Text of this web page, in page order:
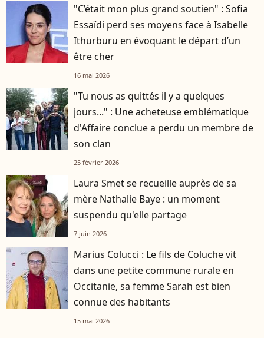
"C’était mon plus grand soutien" : Sofia
Essaïdi perd ses moyens face à Isabelle
Ithurburu en évoquant le départ d’un
être cher
16 mai 2026
"Tu nous as quittés il y a quelques
jours..." : Une acheteuse emblématique
d'Affaire conclue a perdu un membre de
son clan
25 février 2026
Laura Smet se recueille auprès de sa
mère Nathalie Baye : un moment
suspendu qu'elle partage
7 juin 2026
Marius Colucci : Le fils de Coluche vit
dans une petite commune rurale en
Occitanie, sa femme Sarah est bien
connue des habitants
15 mai 2026